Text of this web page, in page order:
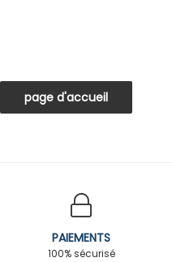
PAIEMENTS
100% sécurisé